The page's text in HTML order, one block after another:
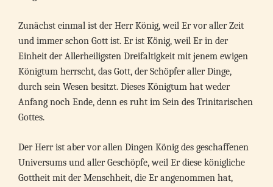
Zunächst einmal ist der Herr König, weil Er vor aller Zeit
und immer schon Gott ist. Er ist König, weil Er in der
Einheit der Allerheiligsten Dreifaltigkeit mit jenem ewigen
Königtum herrscht, das Gott, der Schöpfer aller Dinge,
durch sein Wesen besitzt. Dieses Königtum hat weder
Anfang noch Ende, denn es ruht im Sein des Trinitarischen
Gottes.
Der Herr ist aber vor allen Dingen König des geschaffenen
Universums und aller Geschöpfe, weil Er diese königliche
Gottheit mit der Menschheit, die Er angenommen hat,